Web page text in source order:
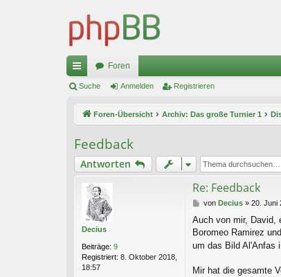
ch
ug
riff
Foren
Suche Anmelden Registrieren
Foren-Übersicht Archiv: Das große Turnier 1
Feedback
Antworten
Decius
Beiträge: 9
Registriert: 8. Oktober 2018,
18:57
Re: Feedback
B
i
t
r
von Decius» 20. Juni
Auch von mir, David,
Boromeo Ramirez
um das Bild Al'Anfas
Mir hat die gesamte